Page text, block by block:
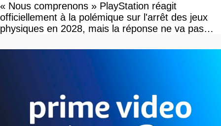
« Nous comprenons » PlayStation réagit
officiellement à la polémique sur l'arrêt des jeux
physiques en 2028, mais la réponse ne va pas